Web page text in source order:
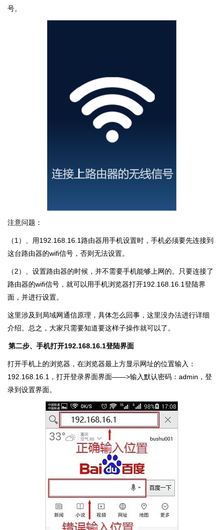
号。
注意问题：
（1）、用192.168.16.1路由器用手机设置时，手机必须要先连接到
这台路由器的wifi信号，否则无法设置。
（2）、设置路由器的时候，并不需要手机能够上网的。只要连接了
路由器的wifi信号，就可以用手机浏览器打开192.168.16.1登陆界
面，并进行设置。
这里涉及到局域网通信原理，具体怎么回事，这里没办法进行详细
介绍。总之，大家只需要知道要这样子操作就可以了。
第二步、手机打开192.168.16.1登陆界面
打开手机上的浏览器，在浏览器最上方显示网址的位置输入：
192.168.16.1，打开登录界面界面——>输入默认密码：admin，登
录到设置界面。